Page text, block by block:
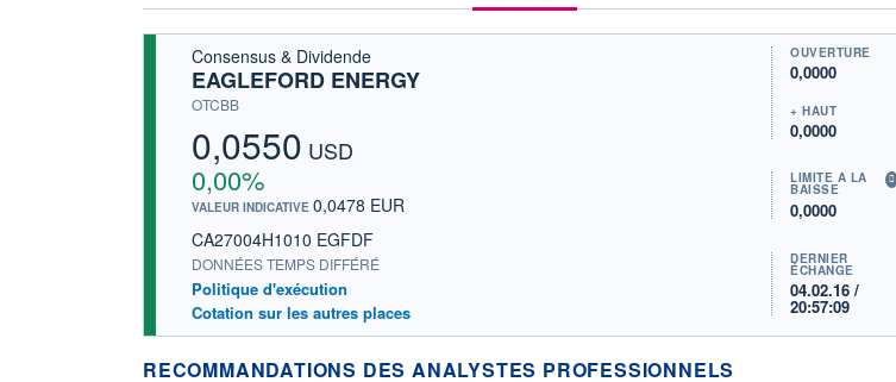
Consensus & Dividende
EAGLEFORD ENERGY
OTCBB
0,0550 USD
0,00%
VALEUR INDICATIVE 0,0478 EUR
CA27004H1010 EGFDF
DONNÉES TEMPS DIFFÉRÉ
Politique d'exécution
Cotation sur les autres places
OUVERTURE
0,0000
+ HAUT
0,0000
LIMITE À LA
BAISSE
0,0000
DERNIER
ÉCHANGE
04.02.16 /
20:57:09
RECOMMANDATIONS DES ANALYSTES PROFESSIONNELS